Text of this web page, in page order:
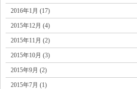
2016年1月 (17)
2015年12月 (4)
2015年11月 (2)
2015年10月 (3)
2015年9月 (2)
2015年7月 (1)